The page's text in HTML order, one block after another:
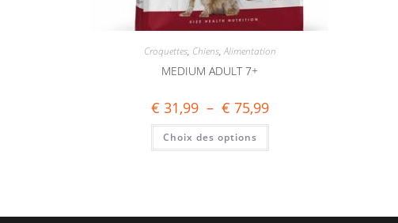
Croquettes, Chiens,Alimentation
MEDIUM ADULT 7+
€ 31,99 – € 75,99
Choix des options